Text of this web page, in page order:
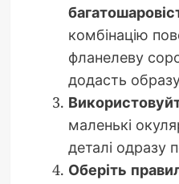
комбінацію
фланелеву
додасть
маленькі
деталі одразу
Оберіть